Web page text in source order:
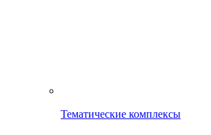
Тематические комплексы